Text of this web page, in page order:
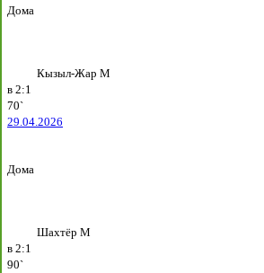
Дома
Кызыл-Жар М
в 2:1
70`
29.04.2026
Дома
Шахтёр М
в 2:1
90`